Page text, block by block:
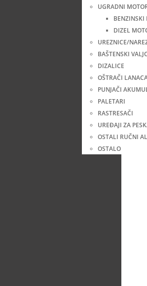
UGRADNI
BENZINSKI
DIZEL
UREZNICE/
BAŠTENSKI
DIZALICE
OŠTRAČI
PUNJAČI
PALETARI
RASTRESAČI
UREĐAJI ZA
OSTALI RUČNI
OSTALO